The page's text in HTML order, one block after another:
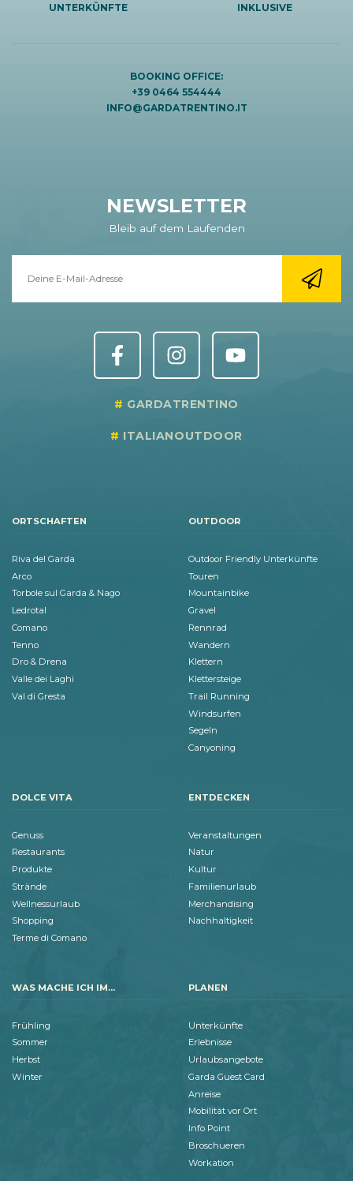
UNTERKÜNFTE
INKLUSIVE
BOOKING OFFICE:
+39 0464 554444
INFO@GARDATRENTINO.IT
NEWSLETTER
Bleib auf dem Laufenden
GARDATRENTINO
ITALIANOUTDOOR
ORTSCHAFTEN
Riva del Garda
Arco
Torbole sul Garda & Nago
Ledrotal
Comano
Tenno
Dro & Drena
Valle dei Laghi
Val di Gresta
OUTDOOR
Outdoor Friendly Unterkünfte
Touren
Mountainbike
Gravel
Rennrad
Wandern
Klettern
Klettersteige
Trail Running
Windsurfen
Segeln
Canyoning
DOLCE VITA
Genuss
Restaurants
Produkte
Strände
Wellnessurlaub
Shopping
Terme di Comano
ENTDECKEN
Veranstaltungen
Natur
Kultur
Familienurlaub
Merchandising
Nachhaltigkeit
WAS MACHE ICH IM...
Frühling
Sommer
Herbst
Winter
PLANEN
Unterkünfte
Erlebnisse
Urlaubsangebote
Garda Guest Card
Anreise
Mobilität vor Ort
Info Point
Broschueren
Workation